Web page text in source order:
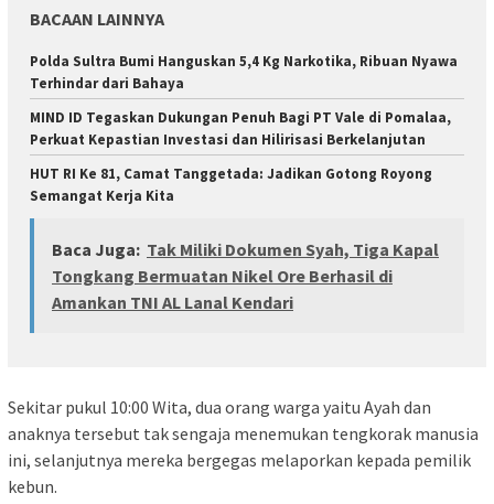
BACAAN LAINNYA
Polda Sultra Bumi Hanguskan 5,4 Kg Narkotika, Ribuan Nyawa
Terhindar dari Bahaya
MIND ID Tegaskan Dukungan Penuh Bagi PT Vale di Pomalaa,
Perkuat Kepastian Investasi dan Hilirisasi Berkelanjutan
HUT RI Ke 81, Camat Tanggetada: Jadikan Gotong Royong
Semangat Kerja Kita
Baca Juga: Tak Miliki Dokumen Syah, Tiga Kapal
Tongkang Bermuatan Nikel Ore Berhasil di
Amankan TNI AL Lanal Kendari
Sekitar pukul 10:00 Wita, dua orang warga yaitu Ayah dan
anaknya tersebut tak sengaja menemukan tengkorak manusia
ini, selanjutnya mereka bergegas melaporkan kepada pemilik
kebun.